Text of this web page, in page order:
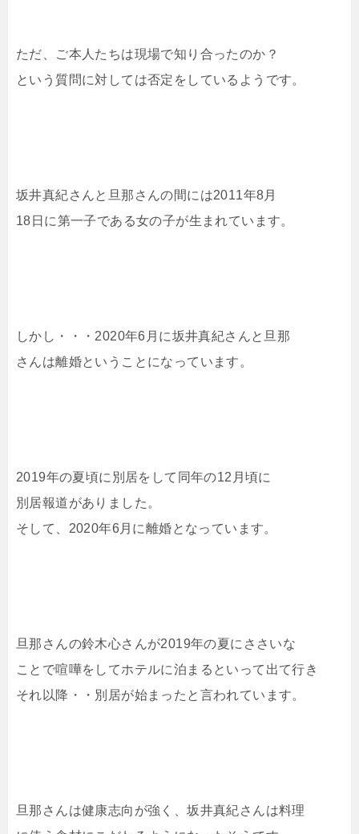
ただ、ご本人たちは現場で知り合ったのか？
という質問に対しては否定をしているようです。
坂井真紀さんと旦那さんの間には2011年8月
18日に第一子である女の子が生まれています。
しかし・・・2020年6月に坂井真紀さんと旦那
さんは離婚ということになっています。
2019年の夏頃に別居をして同年の12月頃に
別居報道がありました。
そして、2020年6月に離婚となっています。
旦那さんの鈴木心さんが2019年の夏にささいな
ことで喧嘩をしてホテルに泊まるといって出て行き
それ以降・・別居が始まったと言われています。
旦那さんは健康志向が強く、坂井真紀さんは料理